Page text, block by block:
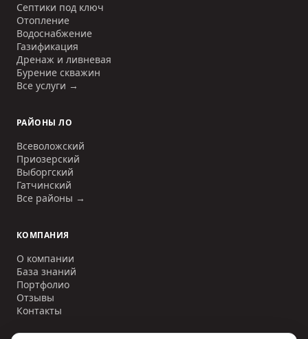
Септики под ключ
Отопление
Водоснабжение
Газификация
Дренаж и ливневая
Бурение скважин
Все услуги →
РАЙОНЫ ЛО
Всеволожский
Приозерский
Выборгский
Гатчинский
Все районы →
КОМПАНИЯ
О компании
База знаний
Портфолио
Отзывы
Контакты